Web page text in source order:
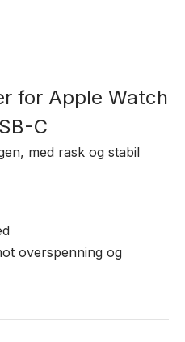
for Apple Watch
C
med rask og stabil
overspenning og